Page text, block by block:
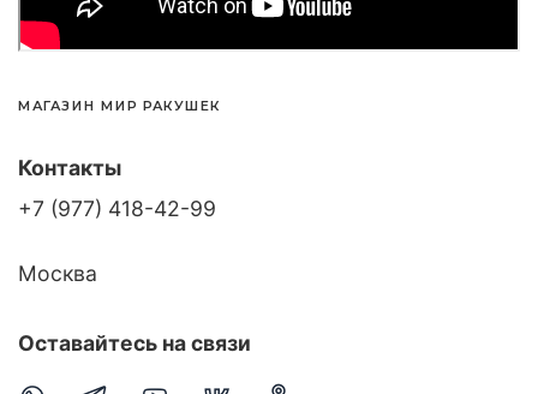
МАГАЗИН МИР РАКУШЕК
Контакты
+7 (977) 418-42-99
Москва
Оставайтесь на связи